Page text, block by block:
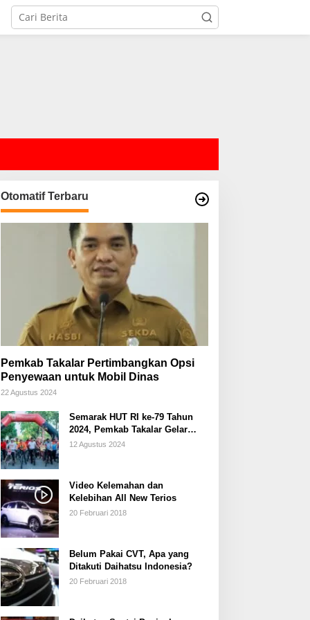
Otomatif Terbaru
Pemkab Takalar Pertimbangkan Opsi
Penyewaan untuk Mobil Dinas
22 Agustus 2024
Semarak HUT RI ke-79 Tahun
2024, Pemkab Takalar Gelar
Sepeda Santai/Sepeda Hias
12 Agustus 2024
Video Kelemahan dan
Kelebihan All New Terios
20 Februari 2018
Belum Pakai CVT, Apa yang
Ditakuti Daihatsu Indonesia?
20 Februari 2018